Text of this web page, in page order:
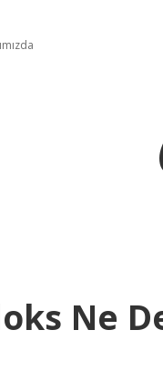
Ne